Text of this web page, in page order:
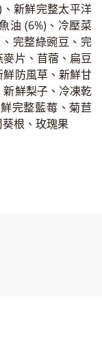
新鮮完整太平洋
油 (6%)、冷壓菜
完整綠豌豆、完
片、苜蓿、扁豆
防風草、新鮮甘
鮮梨子、冷凍乾
完整藍莓、菊苣
根、玫瑰果